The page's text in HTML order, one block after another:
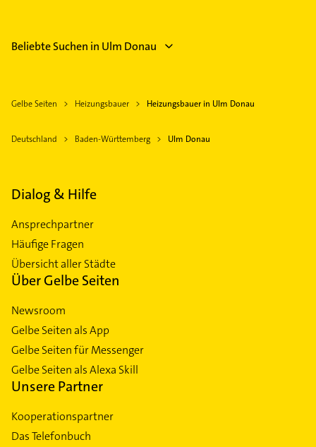
Beliebte Suchen in Ulm Donau
Gelbe Seiten Heizungsbauer Heizungsbauer in Ulm Donau
Deutschland Baden-Württemberg Ulm Donau
Dialog & Hilfe
Ansprechpartner
Häufige Fragen
Übersicht aller Städte
Über Gelbe Seiten
Newsroom
Gelbe Seiten als App
Gelbe Seiten für Messenger
Gelbe Seiten als Alexa Skill
Unsere Partner
Kooperationspartner
Das Telefonbuch